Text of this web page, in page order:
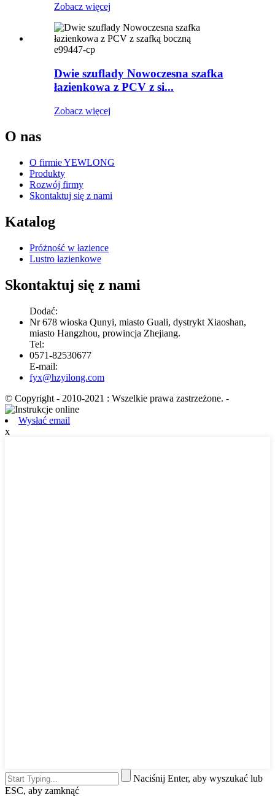
Zobacz więcej
e99447-cp
Dwie szuflady Nowoczesna szafka
łazienkowa z PCV z si...
Zobacz więcej
O nas
O firmie YEWLONG
Produkty
Rozwój firmy
Skontaktuj się z nami
Katalog
Próżność w łazience
Lustro łazienkowe
Skontaktuj się z nami
Dodać:
Nr 678 wioska Qunyi, miasto Guali, dystrykt Xiaoshan,
miasto Hangzhou, prowincja Zhejiang.
Tel:
0571-82530677
E-mail:
fyx@hzyilong.com
© Copyright - 2010-2021 : Wszelkie prawa zastrzeżone. -
Wysłać email
x
Naciśnij Enter, aby wyszukać lub
ESC, aby zamknąć